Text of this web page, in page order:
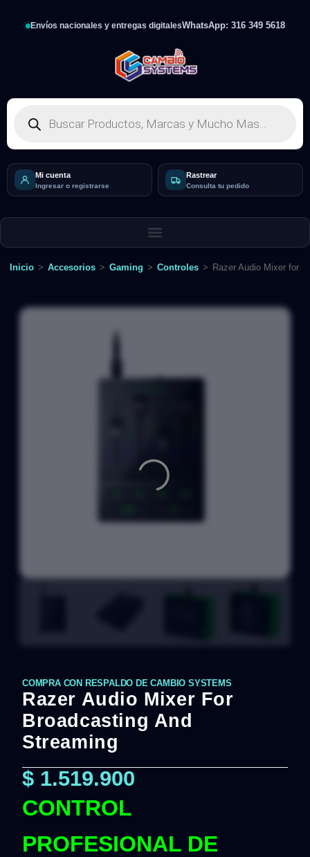
Envíos nacionales y entregas digitalesWhatsApp: 316 349 5618
Mi cuenta
Ingresar o registrarse
Rastrear
Consulta tu pedido
Inicio > Accesorios > Gaming > Controles > Razer Audio Mixer for
COMPRA CON RESPALDO DE CAMBIO SYSTEMS
Razer Audio Mixer For
Broadcasting And
Streaming
$ 1.519.900
CONTROL
PROFESIONAL DE